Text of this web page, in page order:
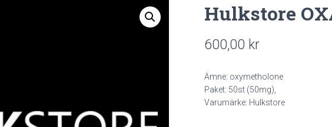
Hulkstore
600,00 kr
Ämne: oxymetholone
Paket: 50st (50mg),
Varumärke: Hulkstore